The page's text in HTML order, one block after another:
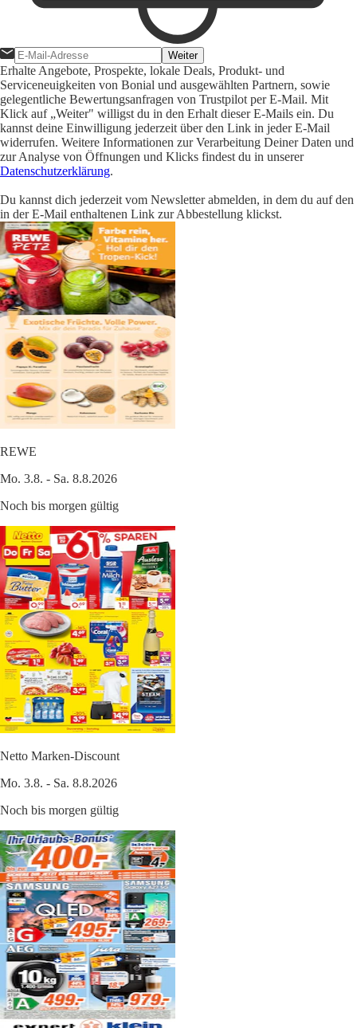
Weiter
Erhalte Angebote, Prospekte, lokale Deals, Produkt- und
Serviceneuigkeiten von Bonial und ausgewählten Partnern, sowie
gelegentliche Bewertungsanfragen von Trustpilot per E-Mail. Mit
Klick auf „Weiter" willigst du in den Erhalt dieser E-Mails ein. Du
kannst deine Einwilligung jederzeit über den Link in jeder E-Mail
widerrufen. Weitere Informationen zur Verarbeitung Deiner Daten und
zur Analyse von Öffnungen und Klicks findest du in unserer
Datenschutzerklärung.
Du kannst dich jederzeit vom Newsletter abmelden, in dem du auf den
in der E-Mail enthaltenen Link zur Abbestellung klickst.
REWE
Mo. 3.8. - Sa. 8.8.2026
Noch bis morgen gültig
Netto Marken-Discount
Mo. 3.8. - Sa. 8.8.2026
Noch bis morgen gültig